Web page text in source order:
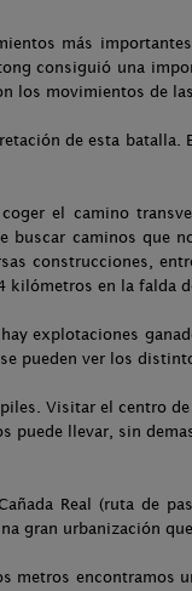
más
consiguió una
los movimientos de
de esta
el camino
buscar caminos que
construcciones,
kilómetros en la falda
explotaciones
pueden ver los
Visitar el centro
puede llevar, sin
Real (ruta de
gran urbanización
metros encontramos